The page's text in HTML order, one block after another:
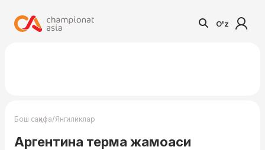
O'z
Бош саҳифа/Янгиликлар
Аргентина терма жамоаси